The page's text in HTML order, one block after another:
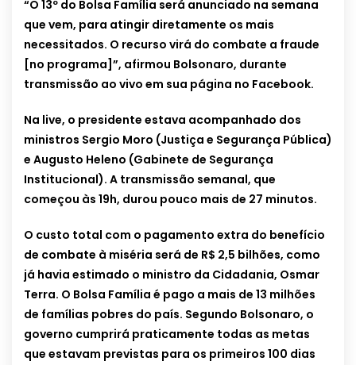
“O 13º do Bolsa Família será anunciado na semana
que vem, para atingir diretamente os mais
necessitados. O recurso virá do combate a fraude
[no programa]”, afirmou Bolsonaro, durante
transmissão ao vivo em sua página no Facebook.
Na live, o presidente estava acompanhado dos
ministros Sergio Moro (Justiça e Segurança Pública)
e Augusto Heleno (Gabinete de Segurança
Institucional). A transmissão semanal, que
começou às 19h, durou pouco mais de 27 minutos.
O custo total com o pagamento extra do benefício
de combate à miséria será de R$ 2,5 bilhões, como
já havia estimado o ministro da Cidadania, Osmar
Terra. O Bolsa Família é pago a mais de 13 milhões
de famílias pobres do país. Segundo Bolsonaro, o
governo cumprirá praticamente todas as metas
que estavam previstas para os primeiros 100 dias